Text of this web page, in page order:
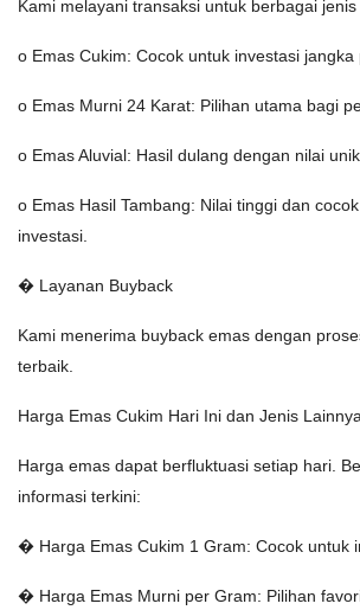
Kami melayani transaksi untuk berbagai
o Emas Cukim: Cocok untuk investasi jangka
o Emas Murni 24 Karat: Pilihan utama bagi
o Emas Aluvial: Hasil dulang dengan nilai
o Emas Hasil Tambang: Nilai tinggi dan
investasi.
� Layanan Buyback
Kami menerima buyback emas dengan
terbaik.
Harga Emas Cukim Hari Ini dan Jenis
Harga emas dapat berfluktuasi setiap hari.
informasi terkini:
� Harga Emas Cukim 1 Gram: Cocok untuk
� Harga Emas Murni per Gram: Pilihan